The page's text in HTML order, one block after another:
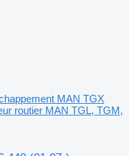
MAN TGX
routier MAN TGL, TGM,